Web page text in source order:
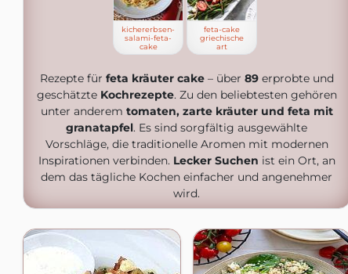
kichererbsen-
salami-feta-
cake
feta-cake
griechische
art
Rezepte für feta kräuter cake– über 89erprobte und
geschätzte Kochrezepte. Zu den beliebtesten gehören
unter anderem tomaten, zarte kräuter und feta mit
granatapfel. Es sind sorgfältig ausgewählte
Vorschläge, die traditionelle Aromen mit modernen
Inspirationen verbinden. Lecker Suchen ist ein Ort, an
dem das tägliche Kochen einfacher und angenehmer
wird.